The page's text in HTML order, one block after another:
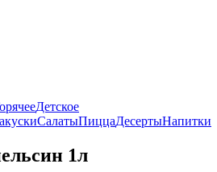
Детское
СалатыПиццаДесертыНапитки
1л